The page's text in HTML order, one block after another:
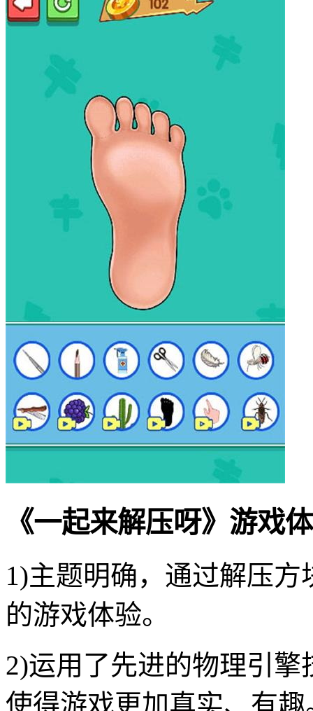
《一起来解压呀》游戏
1)主题明确，通过解压
的游戏体验。
2)运用了先进的物理引
使得游戏更加真实、有趣